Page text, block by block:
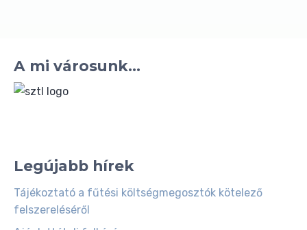
A mi városunk...
Legújabb hírek
Tájékoztató a fűtési költségmegosztók kötelező
felszereléséről